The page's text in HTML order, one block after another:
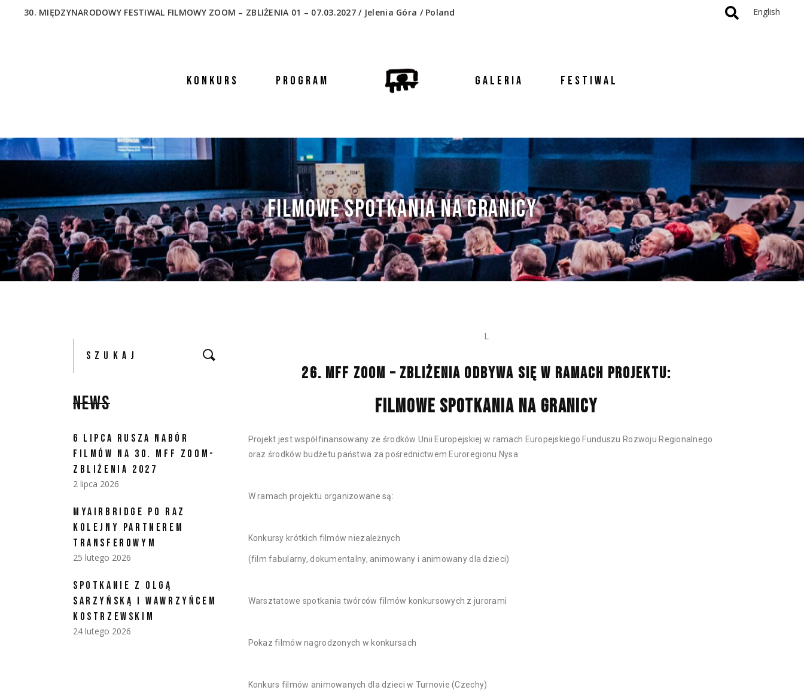
30. MIĘDZYNARODOWY FESTIWAL FILMOWY ZOOM – ZBLIŻENIA 01 – 07.03.2027 / Jelenia Góra / Poland English
KONKURS PROGRAM GALERIA FESTIWAL
FILMOWE SPOTKANIA NA GRANICY
NAN
26. MFF ZOOM – ZBLIŻENIA ODBYWA SIĘ W RAMACH PROJEKTU:
FILMOWE SPOTKANIA NA GRANICY
Projekt jest współfinansowany ze środków Unii Europejskiej w ramach Europejskiego Funduszu Rozwoju Regionalnego
oraz środków budżetu państwa za pośrednictwem Euroregionu Nysa
W ramach projektu organizowane są:
Konkursy krótkich filmów niezależnych
(film fabularny, dokumentalny, animowany i animowany dla dzieci)
Warsztatowe spotkania twórców filmów konkursowych z jurorami
Pokaz filmów nagrodzonych w konkursach
Konkurs filmów animowanych dla dzieci w Turnovie (Czechy)
NEWS
6 LIPCA RUSZA NABÓR
FILMÓW NA 30. MFF ZOOM-
ZBLIŻENIA 2027
2 lipca 2026
MYAIRBRIDGE PO RAZ
KOLEJNY PARTNEREM
TRANSFEROWYM
25 lutego 2026
SPOTKANIE Z OLGĄ
SARZYŃSKĄ I WAWRZYŃCEM
KOSTRZEWSKIM
24 lutego 2026